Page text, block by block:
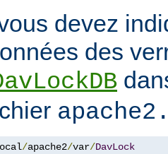
devez
des
/apache2/var/DavLock